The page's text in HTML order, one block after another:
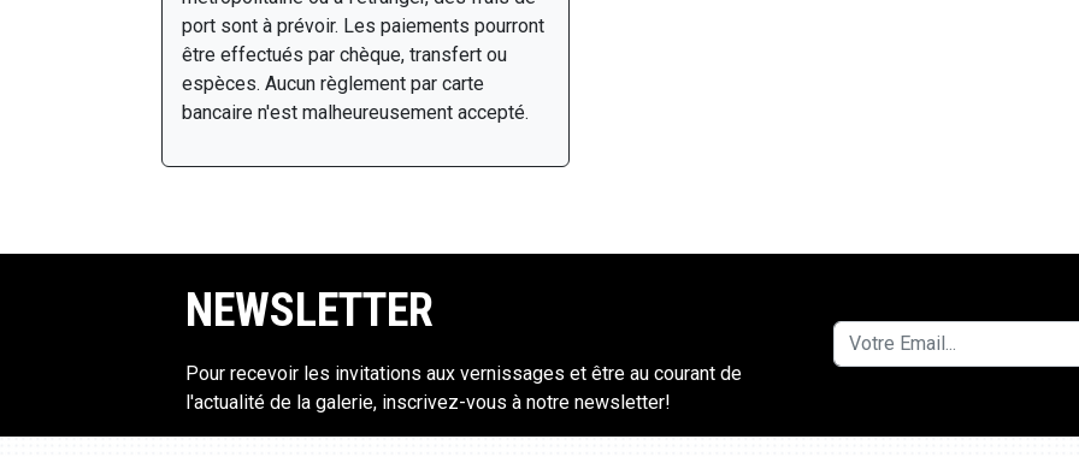
port sont à prévoir. Les paiements pourront
être effectués par chèque, transfert ou
espèces. Aucun règlement par carte
bancaire n'est malheureusement accepté.
NEWSLETTER
Pour recevoir les invitations aux vernissages et être au courant de
l'actualité de la galerie, inscrivez-vous à notre newsletter!